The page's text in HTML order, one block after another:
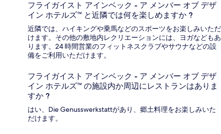
フライガイスト アインベック - ア メンバー オブ デザ
イン ホテルズ™ と近隣では何を楽しめますか ?
近隣では、ハイキングや乗馬などのスポーツをお楽しみいただ
けます。その他の敷地内レクリエーションには、ヨガなどもあ
ります。24 時間営業のフィットネスクラブやサウナなどの設
備をご利用いただけます。
フライガイスト アインベック - ア メンバー オブ デザ
イン ホテルズ™ の施設内か周辺にレストランはありま
すか ?
はい、Die Genusswerkstattがあり、郷土料理をお楽しみいた
だけます。